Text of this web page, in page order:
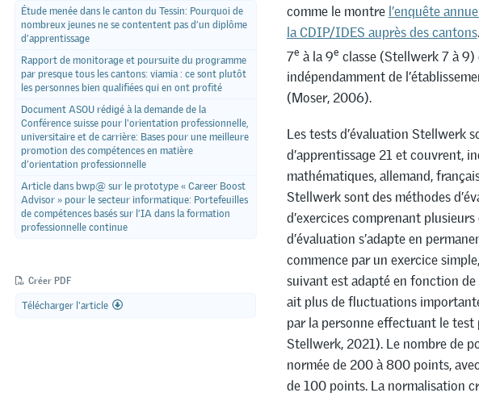
Étude menée dans le canton du Tessin: Pourquoi de
nombreux jeunes ne se contentent pas d’un diplôme
d’apprentissage
Rapport de monitorage et poursuite du programme
par presque tous les cantons: viamia : ce sont plutôt
les personnes bien qualifiées qui en ont profité
Document ASOU rédigé à la demande de la
Conférence suisse pour l'orientation professionnelle,
universitaire et de carrière: Bases pour une meilleure
promotion des compétences en matière
d’orientation professionnelle
Article dans bwp@ sur le prototype « Career Boost
Advisor » pour le secteur informatique: Portefeuilles
de compétences basés sur l’IA dans la formation
professionnelle continue
Créer PDF
Télécharger l'article
comme le montre l’enquête
la CDIP/IDES auprès des cantons
7e à la 9e classe (Stellwerk 7 à 9)
indépendamment de
(Moser, 2006).
Les tests d’évaluation Stellwerk
d’apprentissage 21 et couvrent,
mathématiques, allemand,
Stellwerk sont des méthodes
d’exercices comprenant
d’évaluation s’adapte en
commence par un exercice
suivant est adapté en fonction de
ait plus de fluctuations
par la personne effectuant le
Stellwerk, 2021). Le nombre de
normée de 200 à 800 points,
de 100 points. La normalisation